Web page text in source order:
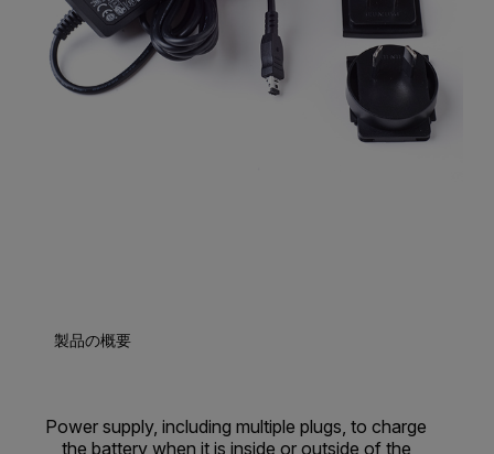
製品の概要
Power supply, including multiple plugs, to charge
the battery when it is inside or outside of the